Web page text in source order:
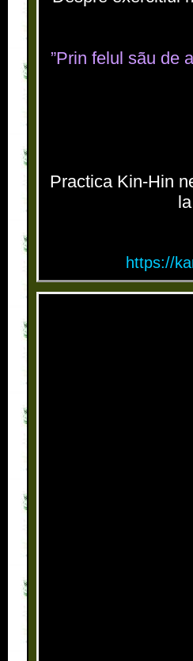
”Prin felul sãu de
Practica Kin-Hin
https://